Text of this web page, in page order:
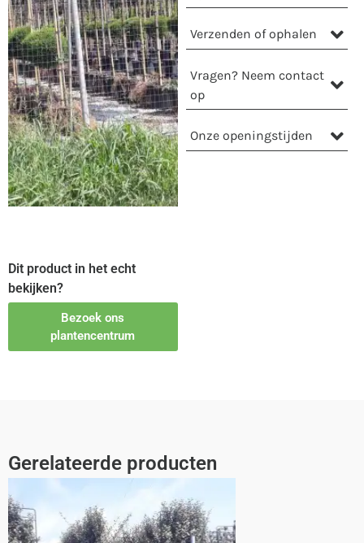
Dit product in het echt
bekijken?
Bezoek ons
plantencentrum
Verzenden of ophalen
Vragen? Neem contact
op
Onze openingstijden
Gerelateerde producten